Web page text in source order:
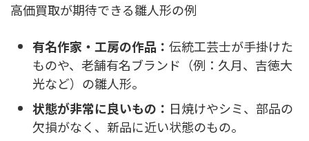
高価買取が期待できる雛人形の例
有名作家・工房の作品： 伝統工芸士が手掛けた
ものや、老舗有名ブランド（例：久月、吉徳大
光など）の雛人形。
状態が非常に良いもの： 日焼けやシミ、部品の
欠損がなく、新品に近い状態のもの。